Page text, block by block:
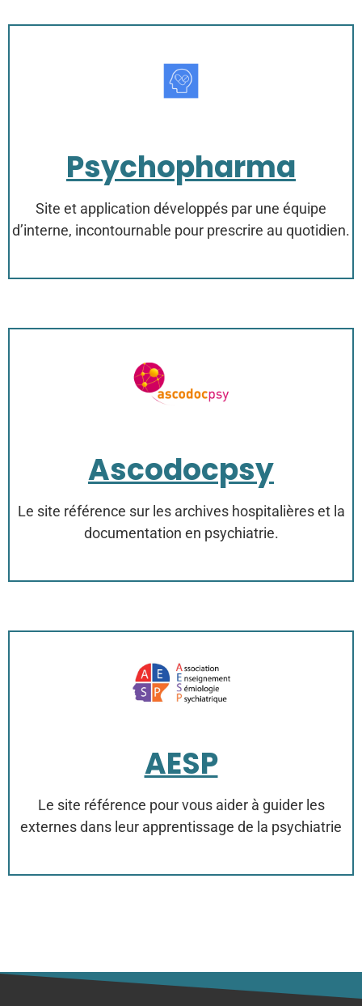
Psychopharma
Site et application développés par une équipe
d’interne, incontournable pour prescrire au quotidien.
Ascodocpsy
Le site référence sur les archives hospitalières et la
documentation en psychiatrie.
AESP
Le site référence pour vous aider à guider les
externes dans leur apprentissage de la psychiatrie